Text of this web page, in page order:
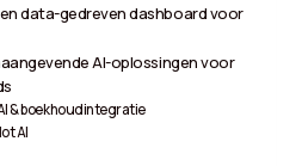
data-gedreven dashboard voor
AI-oplossingen voor
& boekhoudintegratie
AI